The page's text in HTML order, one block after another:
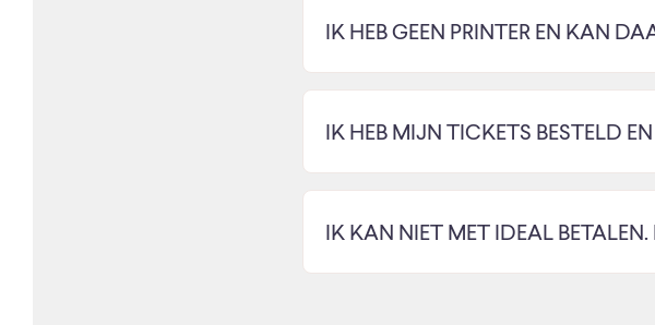
IK HEB GEEN PRINTER EN KAN
IK HEB MIJN TICKETS BESTELD
IK KAN NIET MET IDEAL